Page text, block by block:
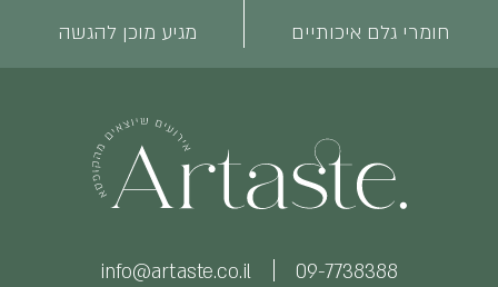
חומרי גלם איכותיים מגיע מוכן להגשה
09-7738388
info@artaste.co.il